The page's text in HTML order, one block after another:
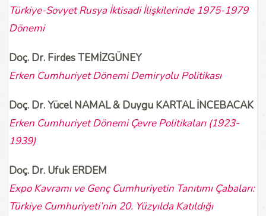
Türkiye-Sovyet Rusya İktisadi İlişkilerinde 1975-1979
Dönemi
Doç. Dr. Firdes TEMİZGÜNEY
Erken Cumhuriyet Dönemi Demiryolu Politikası
Doç. Dr. Yücel NAMAL & Duygu KARTAL İNCEBACAK
Erken Cumhuriyet Dönemi Çevre Politikaları (1923-
1939)
Doç. Dr. Ufuk ERDEM
Expo Kavramı ve Genç Cumhuriyetin Tanıtımı Çabaları:
Türkiye Cumhuriyeti’nin 20. Yüzyılda Katıldığı